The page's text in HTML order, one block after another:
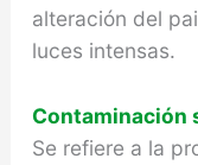
alteración del
luces intensas.
Contaminación
Se refiere a la